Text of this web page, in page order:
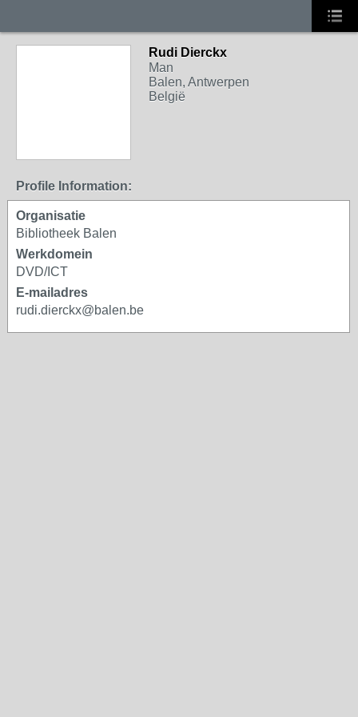
Rudi Dierckx
Man
Balen, Antwerpen
België
Profile Information:
Organisatie
Bibliotheek Balen
Werkdomein
DVD/ICT
E-mailadres
rudi.dierckx@balen.be